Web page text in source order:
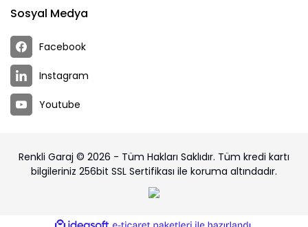
Sosyal Medya
Facebook
Instagram
Youtube
Renkli Garaj © 2026 - Tüm Hakları Saklıdır. Tüm kredi kartı
bilgileriniz 256bit SSL Sertifikası ile koruma altındadır.